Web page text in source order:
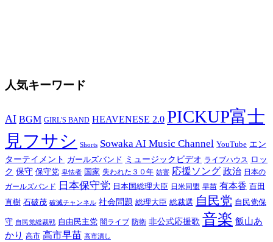
人気キーワード
AI BGM GIRL'S BAND HEAVENESE 2.0 PICKUP富士
見フサシ Shorts Sowaka AI Music Channel YouTube エン
ターテイメント ガールズバンド ミュージックビデオ ライブハウス ロッ
ク 保守 保守党 卑怯者 国家 失われた３０年 妨害 応援ソング 政治 日本の
ガールズバンド
日本保守党 日本国総理大臣 日米同盟 早苗 有本香 百田
直樹 石破茂 破滅チャンネル 社会問題 総理大臣 総裁選 自民党 自民党保
守 自民党総裁戦 自由民主党 闇ライブ 防衛 非公式応援歌 音楽 飯山あ
かり 高市 高市早苗 高市潰し